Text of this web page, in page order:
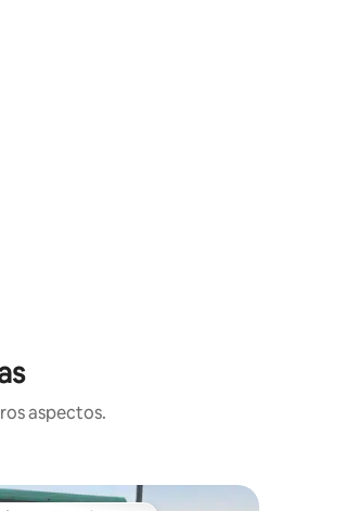
aspectos.